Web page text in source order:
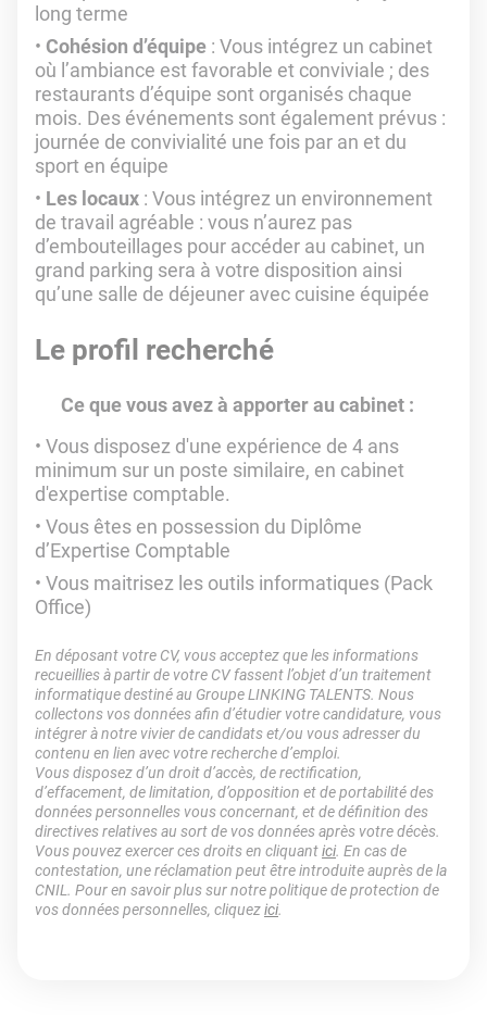
long terme
Cohésion d’équipe : Vous intégrez un cabinet
où l’ambiance est favorable et conviviale ; des
restaurants d’équipe sont organisés chaque
mois. Des événements sont également prévus :
journée de convivialité une fois par an et du
sport en équipe
Les locaux : Vous intégrez un environnement
de travail agréable : vous n’aurez pas
d’embouteillages pour accéder au cabinet, un
grand parking sera à votre disposition ainsi
qu’une salle de déjeuner avec cuisine équipée
Le profil recherché
Ce que vous avez à apporter au cabinet :
Vous disposez d'une expérience de 4 ans
minimum sur un poste similaire, en cabinet
d'expertise comptable.
Vous êtes en possession du Diplôme
d’Expertise Comptable
Vous maitrisez les outils informatiques (Pack
Office)
En déposant votre CV, vous acceptez que les informations
recueillies à partir de votre CV fassent l’objet d’un traitement
informatique destiné au Groupe LINKING TALENTS. Nous
collectons vos données afin d’étudier votre candidature, vous
intégrer à notre vivier de candidats et/ou vous adresser du
contenu en lien avec votre recherche d’emploi.
Vous disposez d’un droit d’accès, de rectification,
d’effacement, de limitation, d’opposition et de portabilité des
données personnelles vous concernant, et de définition des
directives relatives au sort de vos données après votre décès.
Vous pouvez exercer ces droits en cliquantici. En cas de
contestation, une réclamation peut être introduite auprès de la
CNIL. Pour en savoir plus sur notre politique de protection de
vos données personnelles, cliquezici.